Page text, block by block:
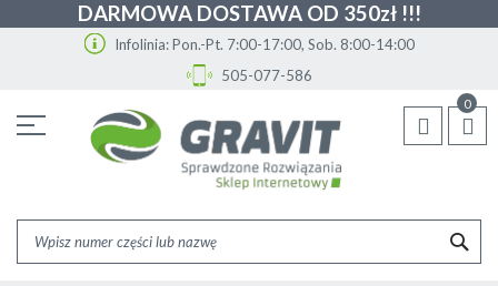
DARMOWA DOSTAWA OD 350zł !!!
Infolinia: Pon.-Pt. 7:00-17:00, Sob. 8:00-14:00
505-077-586
treści
0